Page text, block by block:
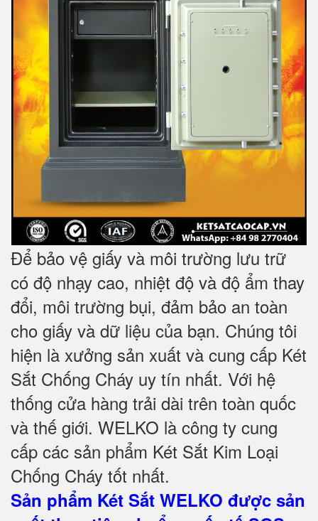
Để bảo vệ giấy và môi trường lưu trữ
có độ nhạy cao, nhiệt độ và độ ẩm thay
đổi, môi trường bụi, đảm bảo an toàn
cho giấy và dữ liệu của bạn. Chúng tôi
hiện là xưởng sản xuất và cung cấp Két
Sắt Chống Cháy uy tín nhất. Với hệ
thống cửa hàng trải dài trên toàn quốc
và thế giới. WELKO là công ty cung
cấp các sản phẩm Két Sắt Kim Loại
Chống Cháy tốt nhất.
Sản phẩm Két Sắt WELKO được sản